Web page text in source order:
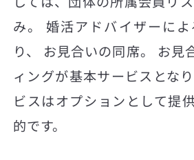
み。 婚活アドバイザーに
り、 お見合いの同席。 お見
ィングが基本サービスとな
ビスはオプションとして提
的です。